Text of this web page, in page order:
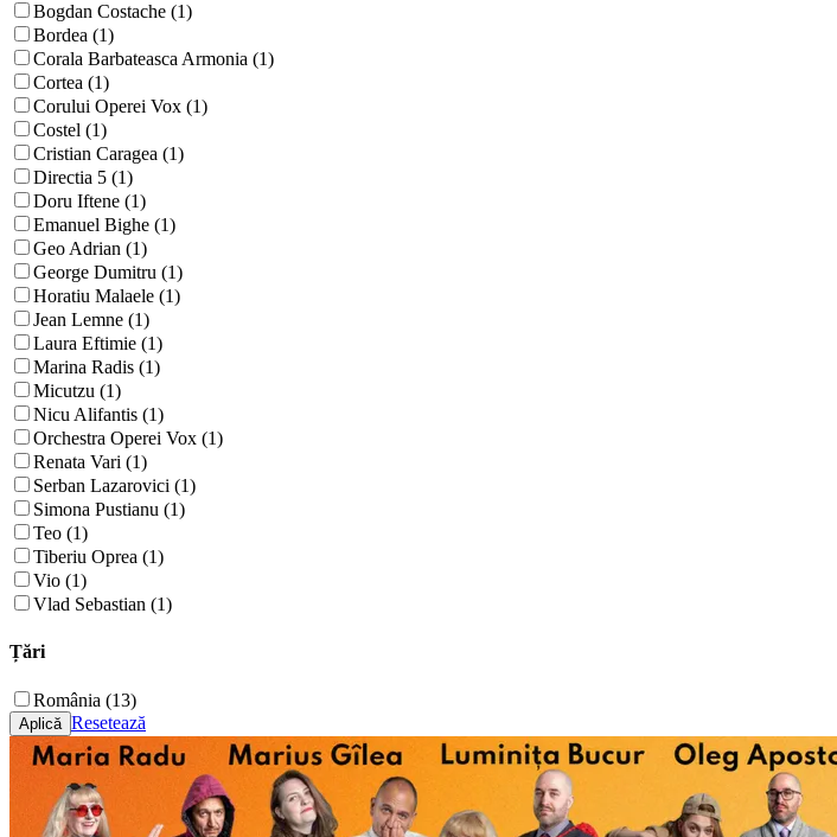
Bogdan Costache (1)
Bordea (1)
Corala Barbateasca Armonia (1)
Cortea (1)
Corului Operei Vox (1)
Costel (1)
Cristian Caragea (1)
Directia 5 (1)
Doru Iftene (1)
Emanuel Bighe (1)
Geo Adrian (1)
George Dumitru (1)
Horatiu Malaele (1)
Jean Lemne (1)
Laura Eftimie (1)
Marina Radis (1)
Micutzu (1)
Nicu Alifantis (1)
Orchestra Operei Vox (1)
Renata Vari (1)
Serban Lazarovici (1)
Simona Pustianu (1)
Teo (1)
Tiberiu Oprea (1)
Vio (1)
Vlad Sebastian (1)
Țări
România (13)
Resetează